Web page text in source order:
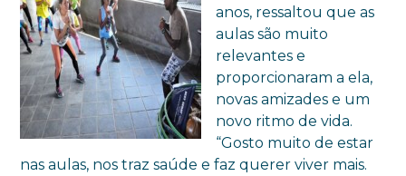
anos, ressaltou que as
aulas são muito
relevantes e
proporcionaram a ela,
novas amizades e um
novo ritmo de vida.
“Gosto muito de estar
nas aulas, nos traz saúde e faz querer viver mais.